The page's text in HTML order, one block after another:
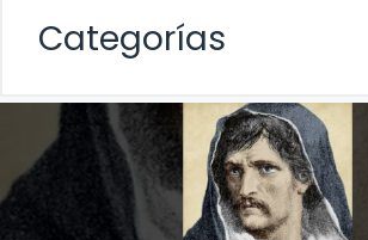
Categorías